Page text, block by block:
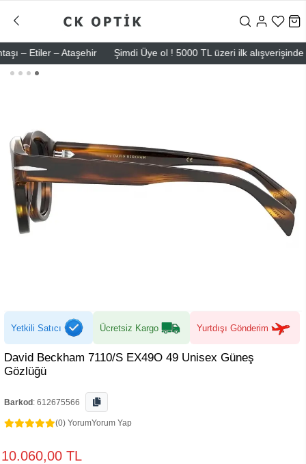
– Etiler – Ataşehir Şimdi Üye ol ! 5000 TL üzeri ilk alışverişinde
Yetkili Satıcı Ücretsiz Kargo Yurtdışı Gönderim
David Beckham 7110/S EX49O 49 Unisex Güneş
Gözlüğü
Barkod : 612675566
(0) YorumYorum Yap
10.060,00 TL